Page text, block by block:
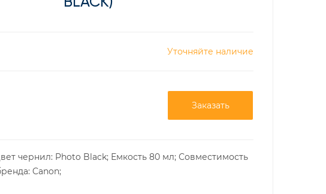
Уточняйте наличие
Заказать
чернил: Photo Black; Емкость 80 мл; Совместимость
Canon;